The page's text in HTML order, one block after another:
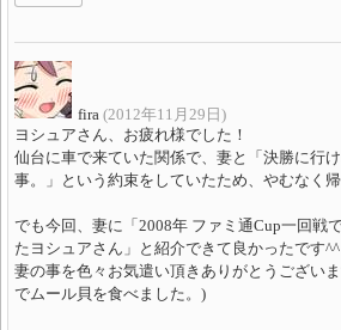
fira (2012年11月29日)
ヨシュアさん、お疲れ様でした！
仙台に車で来ていた関係で、妻と「決勝に行
事。」という約束をしていたため、やむなく帰
でも今回、妻に「2008年 ファミ通Cup一回戦
たヨシュアさん」と紹介できて良かったです^^
妻の事を色々お気遣い頂きありがとうござい
でムール貝を食べました。)